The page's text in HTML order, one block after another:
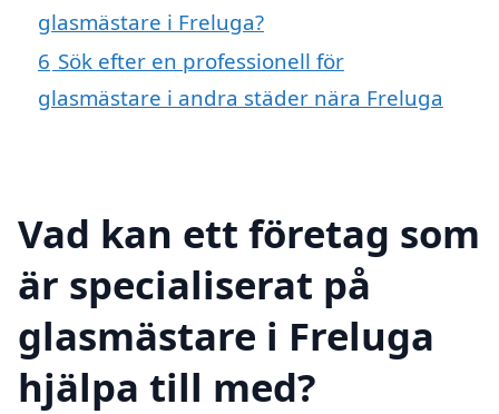
glasmästare i Freluga?
6 Sök efter en professionell för
glasmästare i andra städer nära Freluga
Vad kan ett företag som
är specialiserat på
glasmästare i Freluga
hjälpa till med?